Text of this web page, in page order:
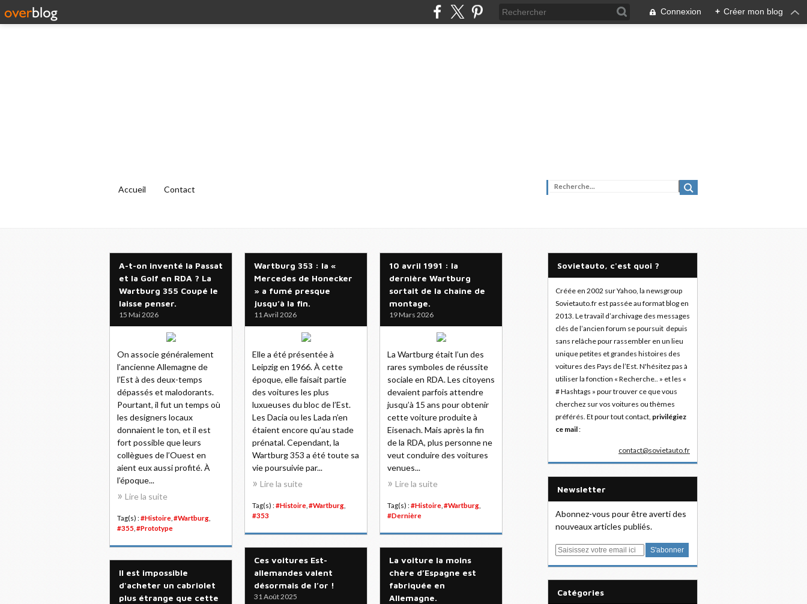
Connexion + Créer mon blog
Accueil Contact
A-t-on inventé la Passat
et la Golf en RDA ? La
Wartburg 355 Coupé le
laisse penser.
15 Mai 2026
On associe généralement
l’ancienne Allemagne de
l’Est à des deux-temps
dépassés et malodorants.
Pourtant, il fut un temps où
les designers locaux
donnaient le ton, et il est
fort possible que leurs
collègues de l’Ouest en
aient eux aussi profité. À
l’époque...
Lire la suite
Tag(s) : #Histoire #Wartburg
#355 #Prototype
Wartburg 353 : la «
Mercedes de Honecker
» a fumé presque
jusqu’à la fin.
11 Avril 2026
Elle a été présentée à
Leipzig en 1966. À cette
époque, elle faisait partie
des voitures les plus
luxueuses du bloc de l’Est.
Les Dacia ou les Lada n’en
étaient encore qu’au stade
prénatal. Cependant, la
Wartburg 353 a été toute sa
vie poursuivie par...
Lire la suite
Tag(s) : #Histoire #Wartburg
#353
10 avril 1991 : la
dernière Wartburg
sortait de la chaîne de
montage.
19 Mars 2026
La Wartburg était l’un des
rares symboles de réussite
sociale en RDA. Les citoyens
devaient parfois attendre
jusqu’à 15 ans pour obtenir
cette voiture produite à
Eisenach. Mais après la fin
de la RDA, plus personne ne
veut conduire des voitures
venues...
Lire la suite
Tag(s) : #Histoire #Wartburg
#Dernière
Ces voitures Est-
allemandes valent
désormais de l’or !
31 Août 2025
La voiture la moins
chère d’Espagne est
fabriquée en
Allemagne.
Il est impossible
d'acheter un cabriolet
plus étrange que cette
Sovietauto, c'est quoi ?
Créée en 2002 sur Yahoo, la newsgroup
Sovietauto.fr est passée au format blog en
2013. Le travail d’archivage des messages
clés de l’ancien forum se poursuit depuis
sans relâche pour rassembler en un lieu
unique petites et grandes histoires des
voitures des Pays de l’Est. N'hésitez pas à
utiliser la fonction « Recherche.. » et les «
# Hashtags » pour trouver ce que vous
cherchez sur vos voitures ou thèmes
préférés. Et pour tout contact, privilégiez
ce mail:
contact@sovietauto.fr
Newsletter
Abonnez-vous pour être averti des
nouveaux articles publiés.
E
Catégories